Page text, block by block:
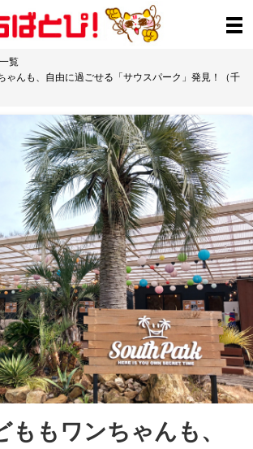
覧
ゃんも、自由に過ごせる「サウスパーク」発見！（千
ももワンちゃんも、